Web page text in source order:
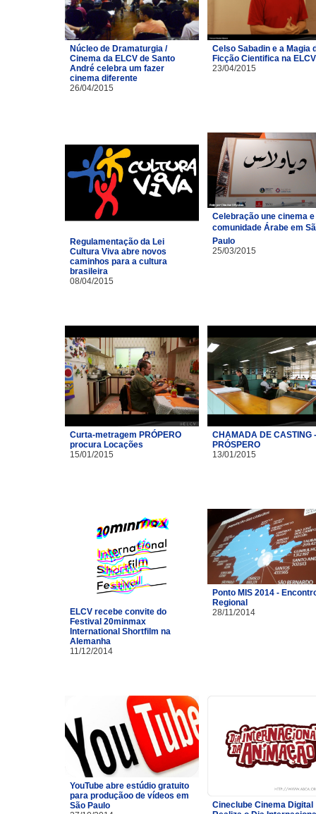
Núcleo de Dramaturgia /
Cinema da ELCV de Santo
André celebra um fazer
cinema diferente
26/04/2015
Celso Sabadin e a Magia
Ficção Cientifica na ELCV
23/04/2015
Regulamentação da Lei
Cultura Viva abre novos
caminhos para a cultura
brasileira
08/04/2015
Celebração une cinema e
comunidade Árabe em
Paulo
25/03/2015
Curta-metragem PRÓPERO
procura Locações
15/01/2015
CHAMADA DE CASTING -
PRÓSPERO
13/01/2015
ELCV recebe convite do
Festival 20minmax
International Shortfilm na
Alemanha
11/12/2014
Ponto MIS 2014 -
Regional
28/11/2014
YouTube abre estúdio gratuito
para produçãoo de vídeos em
São Paulo
Cineclube Cinema Digital